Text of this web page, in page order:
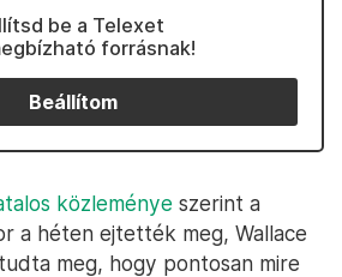
be a Telexet
forrásnak!
Beállítom
közleménye szerint a
a héten ejtették meg, Wallace
meg, hogy pontosan mire